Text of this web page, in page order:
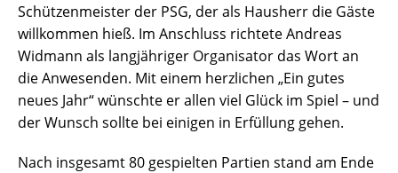
Schützenmeister der PSG, der als Hausherr die Gäste
willkommen hieß. Im Anschluss richtete Andreas
Widmann als langjähriger Organisator das Wort an
die Anwesenden. Mit einem herzlichen „Ein gutes
neues Jahr“ wünschte er allen viel Glück im Spiel – und
der Wunsch sollte bei einigen in Erfüllung gehen.
Nach insgesamt 80 gespielten Partien stand am Ende